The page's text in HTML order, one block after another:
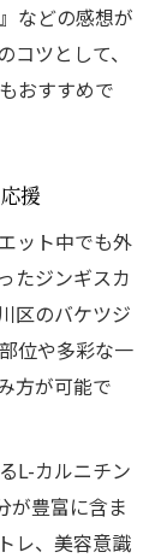
などの感想が
ツとして、
おすすめで
援
ット中でも外
たジンギスカ
区のバケツジ
位や多彩な一
方が可能で
L-カルニチン
が豊富に含ま
レ、美容意識